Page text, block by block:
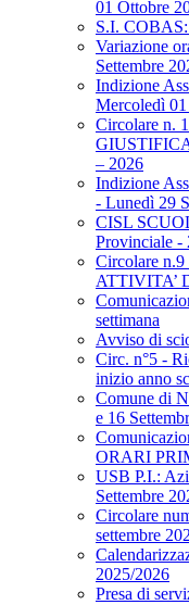
01 Ottobre
S.I.
Variazione
Settembre
Indizione
Mercoledì
Circolare n.
– 2026
Indizione
- Lunedì 29
CISL
Provinciale -
Circolare
ATTIVITA’
settimana
Avviso di
Circ. n°5 -
inizio anno
Comune di
e 16
ORARI
USB P.I.:
Settembre
Circolare
settembre
2025/2026
Presa di